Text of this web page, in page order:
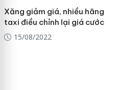
Xăng giảm giá, nhiều hãng
taxi điều chỉnh lại giá cước
15/08/2022